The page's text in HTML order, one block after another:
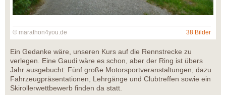
© marathon4you.de 38 Bilder
Ein Gedanke wäre, unseren Kurs auf die Rennstrecke zu
verlegen. Eine Gaudi wäre es schon, aber der Ring ist übers
Jahr ausgebucht: Fünf große Motorsportveranstaltungen, dazu
Fahrzeugpräsentationen, Lehrgänge und Clubtreffen sowie ein
Skirollerwettbewerb finden da statt.